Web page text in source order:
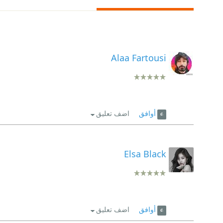
Alaa Fartousi
أوافق اضف تعليق
Elsa Black
أوافق اضف تعليق